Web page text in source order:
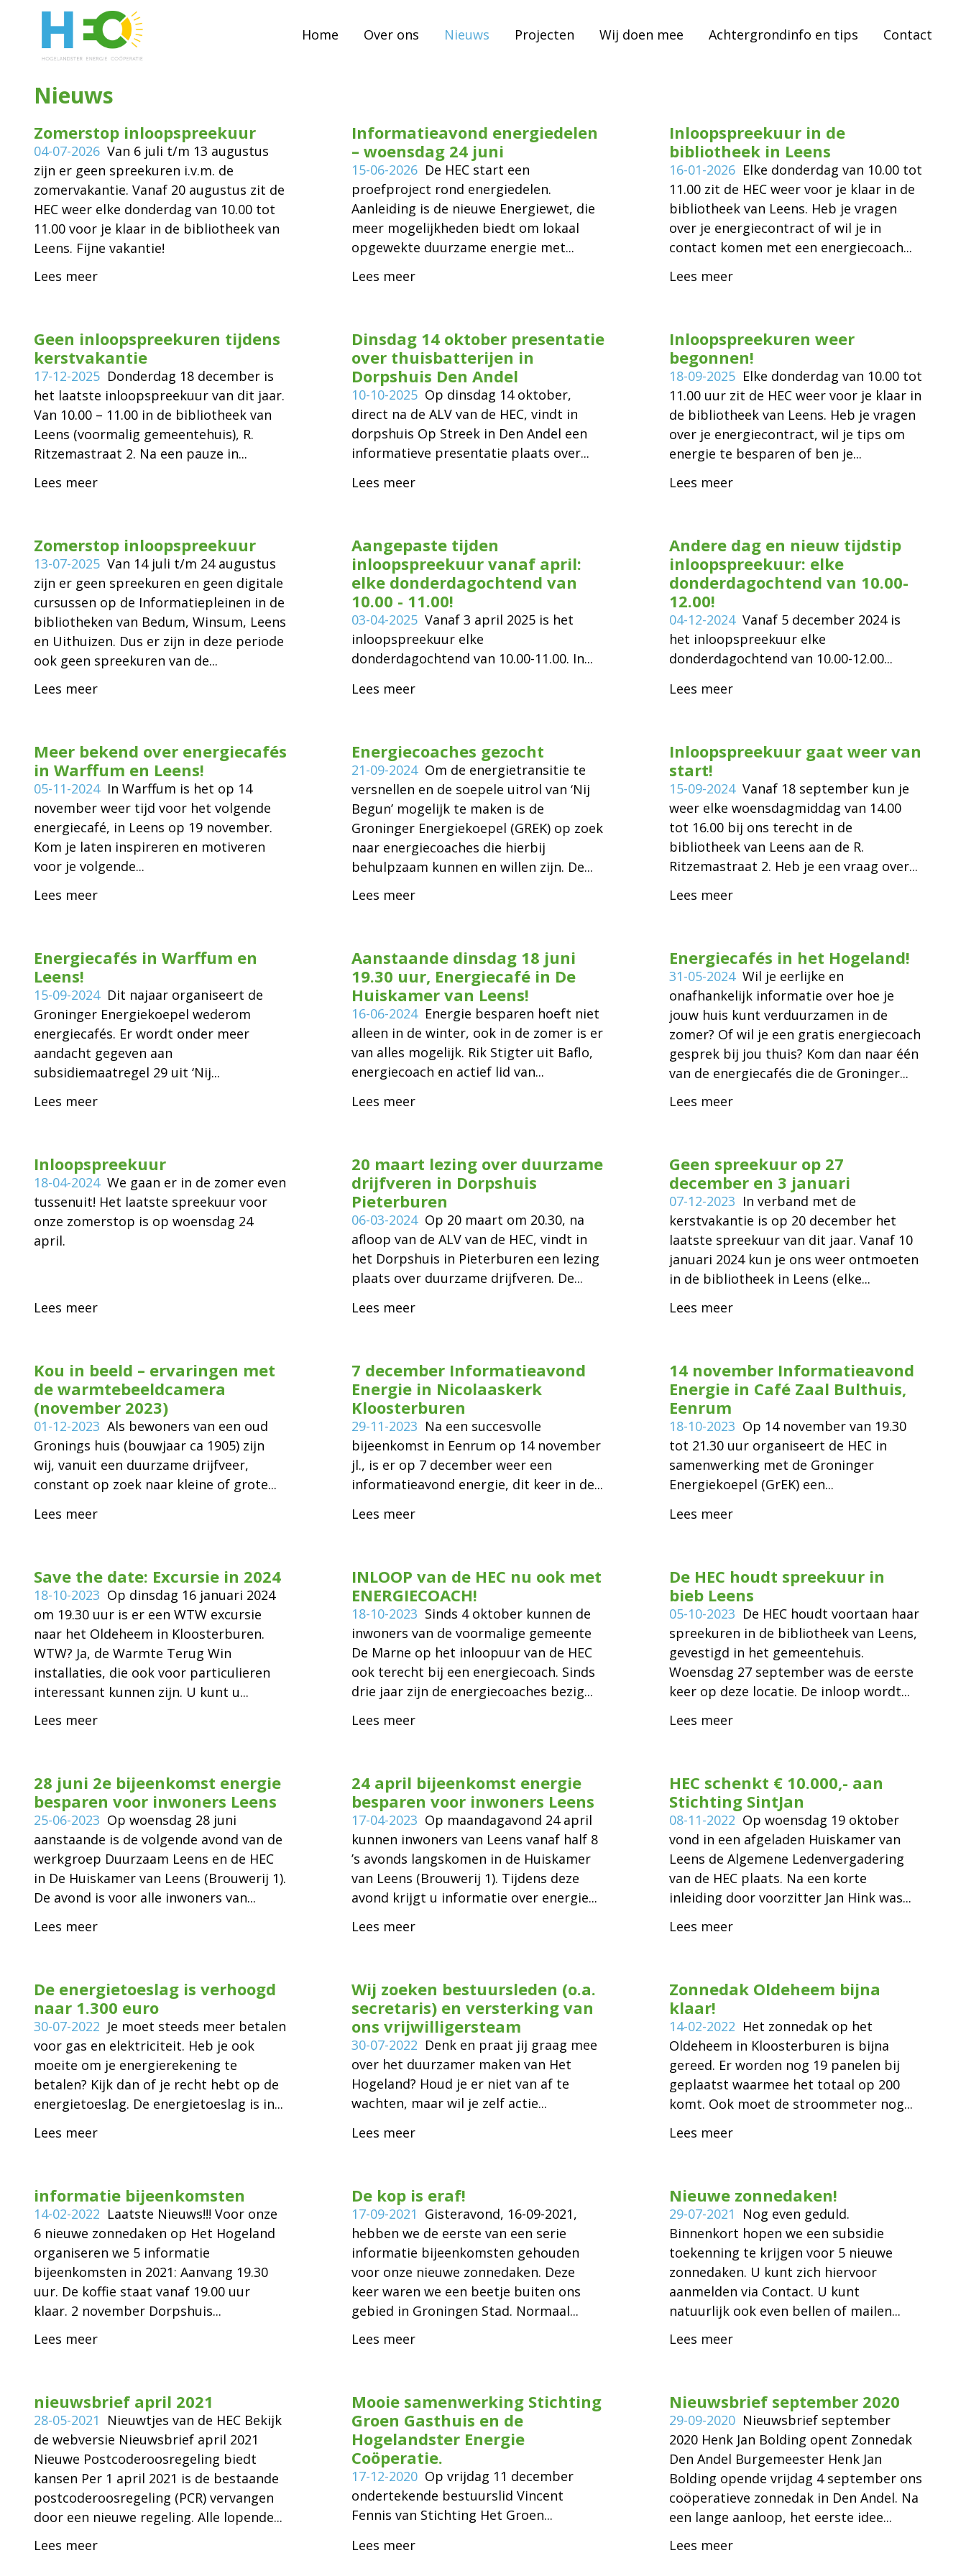
Home Over ons Nieuws Projecten Wij doen mee Achtergrondinfo en tips Contact
Nieuws
Zomerstop inloopspreekuur
04-07-2026 Van 6 juli t/m 13 augustus
zijn er geen spreekuren i.v.m. de
zomervakantie. Vanaf 20 augustus zit de
HEC weer elke donderdag van 10.00 tot
11.00 voor je klaar in de bibliotheek van
Leens. Fijne vakantie!
Lees meer
Informatieavond energiedelen
– woensdag 24 juni
15-06-2026 De HEC start een
proefproject rond energiedelen.
Aanleiding is de nieuwe Energiewet, die
meer mogelijkheden biedt om lokaal
opgewekte duurzame energie met...
Lees meer
Inloopspreekuur in de
bibliotheek in Leens
16-01-2026 Elke donderdag van 10.00 tot
11.00 zit de HEC weer voor je klaar in de
bibliotheek van Leens. Heb je vragen
over je energiecontract of wil je in
contact komen met een energiecoach...
Lees meer
Geen inloopspreekuren tijdens
kerstvakantie
17-12-2025 Donderdag 18 december is
het laatste inloopspreekuur van dit jaar.
Van 10.00 – 11.00 in de bibliotheek van
Leens (voormalig gemeentehuis), R.
Ritzemastraat 2. Na een pauze in...
Lees meer
Dinsdag 14 oktober presentatie
over thuisbatterijen in
Dorpshuis Den Andel
10-10-2025 Op dinsdag 14 oktober,
direct na de ALV van de HEC, vindt in
dorpshuis Op Streek in Den Andel een
informatieve presentatie plaats over...
Lees meer
Inloopspreekuren weer
begonnen!
18-09-2025 Elke donderdag van 10.00 tot
11.00 uur zit de HEC weer voor je klaar in
de bibliotheek van Leens. Heb je vragen
over je energiecontract, wil je tips om
energie te besparen of ben je...
Lees meer
Zomerstop inloopspreekuur
13-07-2025 Van 14 juli t/m 24 augustus
zijn er geen spreekuren en geen digitale
cursussen op de Informatiepleinen in de
bibliotheken van Bedum, Winsum, Leens
en Uithuizen. Dus er zijn in deze periode
ook geen spreekuren van de...
Lees meer
Aangepaste tijden
inloopspreekuur vanaf april:
elke donderdagochtend van
10.00 - 11.00!
03-04-2025 Vanaf 3 april 2025 is het
inloopspreekuur elke
donderdagochtend van 10.00-11.00. In...
Lees meer
Andere dag en nieuw tijdstip
inloopspreekuur: elke
donderdagochtend van 10.00-
12.00!
04-12-2024 Vanaf 5 december 2024 is
het inloopspreekuur elke
donderdagochtend van 10.00-12.00...
Lees meer
Meer bekend over energiecafés
in Warffum en Leens!
05-11-2024 In Warffum is het op 14
november weer tijd voor het volgende
energiecafé, in Leens op 19 november.
Kom je laten inspireren en motiveren
voor je volgende...
Lees meer
Energiecoaches gezocht
21-09-2024 Om de energietransitie te
versnellen en de soepele uitrol van ‘Nij
Begun’ mogelijk te maken is de
Groninger Energiekoepel (GREK) op zoek
naar energiecoaches die hierbij
behulpzaam kunnen en willen zijn. De...
Lees meer
Inloopspreekuur gaat weer van
start!
15-09-2024 Vanaf 18 september kun je
weer elke woensdagmiddag van 14.00
tot 16.00 bij ons terecht in de
bibliotheek van Leens aan de R.
Ritzemastraat 2. Heb je een vraag over...
Lees meer
Energiecafés in Warffum en
Leens!
15-09-2024 Dit najaar organiseert de
Groninger Energiekoepel wederom
energiecafés. Er wordt onder meer
aandacht gegeven aan
subsidiemaatregel 29 uit ‘Nij...
Lees meer
Aanstaande dinsdag 18 juni
19.30 uur, Energiecafé in De
Huiskamer van Leens!
16-06-2024 Energie besparen hoeft niet
alleen in de winter, ook in de zomer is er
van alles mogelijk. Rik Stigter uit Baflo,
energiecoach en actief lid van...
Lees meer
Energiecafés in het Hogeland!
31-05-2024 Wil je eerlijke en
onafhankelijk informatie over hoe je
jouw huis kunt verduurzamen in de
zomer? Of wil je een gratis energiecoach
gesprek bij jou thuis? Kom dan naar één
van de energiecafés die de Groninger...
Lees meer
Inloopspreekuur
18-04-2024 We gaan er in de zomer even
tussenuit! Het laatste spreekuur voor
onze zomerstop is op woensdag 24
april.
Lees meer
20 maart lezing over duurzame
drijfveren in Dorpshuis
Pieterburen
06-03-2024 Op 20 maart om 20.30, na
afloop van de ALV van de HEC, vindt in
het Dorpshuis in Pieterburen een lezing
plaats over duurzame drijfveren. De...
Lees meer
Geen spreekuur op 27
december en 3 januari
07-12-2023 In verband met de
kerstvakantie is op 20 december het
laatste spreekuur van dit jaar. Vanaf 10
januari 2024 kun je ons weer ontmoeten
in de bibliotheek in Leens (elke...
Lees meer
Kou in beeld – ervaringen met
de warmtebeeldcamera
(november 2023)
01-12-2023 Als bewoners van een oud
Gronings huis (bouwjaar ca 1905) zijn
wij, vanuit een duurzame drijfveer,
constant op zoek naar kleine of grote...
Lees meer
7 december Informatieavond
Energie in Nicolaaskerk
Kloosterburen
29-11-2023 Na een succesvolle
bijeenkomst in Eenrum op 14 november
jl., is er op 7 december weer een
informatieavond energie, dit keer in de...
Lees meer
14 november Informatieavond
Energie in Café Zaal Bulthuis,
Eenrum
18-10-2023 Op 14 november van 19.30
tot 21.30 uur organiseert de HEC in
samenwerking met de Groninger
Energiekoepel (GrEK) een...
Lees meer
Save the date: Excursie in 2024
18-10-2023 Op dinsdag 16 januari 2024
om 19.30 uur is er een WTW excursie
naar het Oldeheem in Kloosterburen.
WTW? Ja, de Warmte Terug Win
installaties, die ook voor particulieren
interessant kunnen zijn. U kunt u...
Lees meer
INLOOP van de HEC nu ook met
ENERGIECOACH!
18-10-2023 Sinds 4 oktober kunnen de
inwoners van de voormalige gemeente
De Marne op het inloopuur van de HEC
ook terecht bij een energiecoach. Sinds
drie jaar zijn de energiecoaches bezig...
Lees meer
De HEC houdt spreekuur in
bieb Leens
05-10-2023 De HEC houdt voortaan haar
spreekuren in de bibliotheek van Leens,
gevestigd in het gemeentehuis.
Woensdag 27 september was de eerste
keer op deze locatie. De inloop wordt...
Lees meer
28 juni 2e bijeenkomst energie
besparen voor inwoners Leens
25-06-2023 Op woensdag 28 juni
aanstaande is de volgende avond van de
werkgroep Duurzaam Leens en de HEC
in De Huiskamer van Leens (Brouwerij 1).
De avond is voor alle inwoners van...
Lees meer
24 april bijeenkomst energie
besparen voor inwoners Leens
17-04-2023 Op maandagavond 24 april
kunnen inwoners van Leens vanaf half 8
’s avonds langskomen in de Huiskamer
van Leens (Brouwerij 1). Tijdens deze
avond krijgt u informatie over energie...
Lees meer
HEC schenkt € 10.000,- aan
Stichting SintJan
08-11-2022 Op woensdag 19 oktober
vond in een afgeladen Huiskamer van
Leens de Algemene Ledenvergadering
van de HEC plaats. Na een korte
inleiding door voorzitter Jan Hink was...
Lees meer
De energietoeslag is verhoogd
naar 1.300 euro
30-07-2022 Je moet steeds meer betalen
voor gas en elektriciteit. Heb je ook
moeite om je energierekening te
betalen? Kijk dan of je recht hebt op de
energietoeslag. De energietoeslag is in...
Lees meer
Wij zoeken bestuursleden (o.a.
secretaris) en versterking van
ons vrijwilligersteam
30-07-2022 Denk en praat jij graag mee
over het duurzamer maken van Het
Hogeland? Houd je er niet van af te
wachten, maar wil je zelf actie...
Lees meer
Zonnedak Oldeheem bijna
klaar!
14-02-2022 Het zonnedak op het
Oldeheem in Kloosterburen is bijna
gereed. Er worden nog 19 panelen bij
geplaatst waarmee het totaal op 200
komt. Ook moet de stroommeter nog...
Lees meer
informatie bijeenkomsten
14-02-2022 Laatste Nieuws!!! Voor onze
6 nieuwe zonnedaken op Het Hogeland
organiseren we 5 informatie
bijeenkomsten in 2021: Aanvang 19.30
uur. De koffie staat vanaf 19.00 uur
klaar. 2 november Dorpshuis...
Lees meer
De kop is eraf!
17-09-2021 Gisteravond, 16-09-2021,
hebben we de eerste van een serie
informatie bijeenkomsten gehouden
voor onze nieuwe zonnedaken. Deze
keer waren we een beetje buiten ons
gebied in Groningen Stad. Normaal...
Lees meer
Nieuwe zonnedaken!
29-07-2021
Nog even geduld.
Binnenkort hopen we een subsidie
toekenning te krijgen voor 5 nieuwe
zonnedaken. U kunt zich hiervoor
aanmelden via Contact. U kunt
natuurlijk ook even bellen of mailen...
Lees meer
nieuwsbrief april 2021
28-05-2021
Nieuwtjes van de HEC Bekijk
de webversie Nieuwsbrief april 2021
Nieuwe Postcoderoosregeling biedt
kansen Per 1 april 2021 is de bestaande
postcoderoosregeling (PCR) vervangen
door een nieuwe regeling. Alle lopende...
Lees meer
Mooie samenwerking Stichting
Groen Gasthuis en de
Hogelandster Energie
Coöperatie.
17-12-2020 Op vrijdag 11 december
ondertekende bestuurslid Vincent
Fennis van Stichting Het Groen...
Lees meer
Nieuwsbrief september 2020
29-09-2020 Nieuwsbrief september
2020 Henk Jan Bolding opent Zonnedak
Den Andel Burgemeester Henk Jan
Bolding opende vrijdag 4 september ons
coöperatieve zonnedak in Den Andel. Na
een lange aanloop, het eerste idee...
Lees meer